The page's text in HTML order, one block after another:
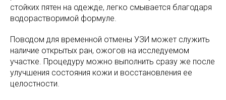
стойких пятен на одежде, легко смывается благодаря
водорастворимой формуле.
Поводом для временной отмены УЗИ может служить
наличие открытых ран, ожогов на исследуемом
участке. Процедуру можно выполнить сразу же после
улучшения состояния кожи и восстановления ее
целостности.